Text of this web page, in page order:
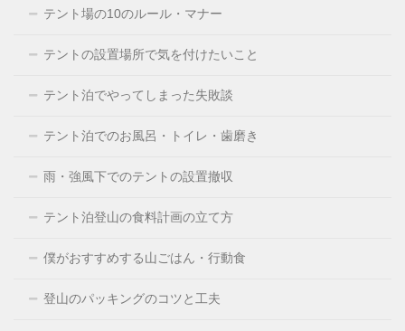
テント場の10のルール・マナー
テントの設置場所で気を付けたいこと
テント泊でやってしまった失敗談
テント泊でのお風呂・トイレ・歯磨き
雨・強風下でのテントの設置撤収
テント泊登山の食料計画の立て方
僕がおすすめする山ごはん・行動食
登山のパッキングのコツと工夫